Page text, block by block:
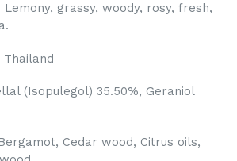
grassy, woody, rosy, fresh,
Thailand
(Isopulegol) 35.50%, Geraniol
Cedar wood, Citrus oils,